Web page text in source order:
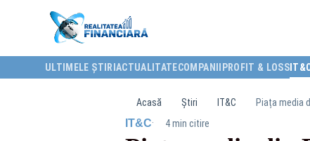
ULTIMELE ȘTIRI ACTUALITATECOMPANII PROFIT & LOSS
Acasă Știri IT&C Piața media
IT&C· 4 min citire